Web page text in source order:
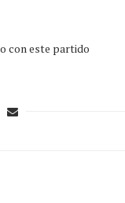
con este partido